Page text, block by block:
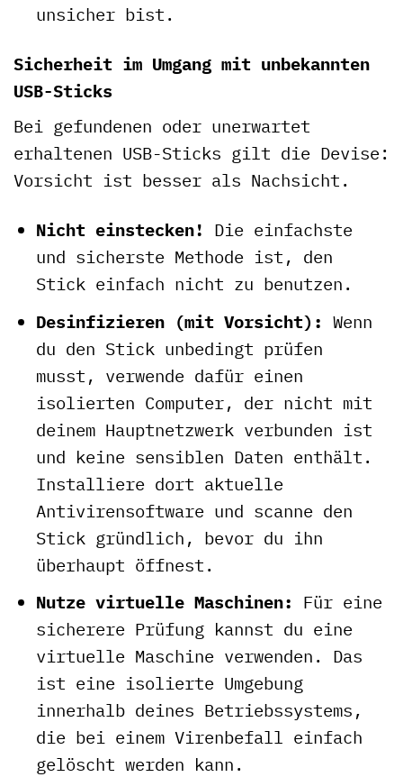
unsicher bist.
Sicherheit im Umgang mit unbekannten
USB-Sticks
Bei gefundenen oder unerwartet
erhaltenen USB-Sticks gilt die Devise:
Vorsicht ist besser als Nachsicht.
Nicht einstecken! Die einfachste
und sicherste Methode ist, den
Stick einfach nicht zu benutzen.
Desinfizieren (mit Vorsicht): Wenn
du den Stick unbedingt prüfen
musst, verwende dafür einen
isolierten Computer, der nicht mit
deinem Hauptnetzwerk verbunden ist
und keine sensiblen Daten enthält.
Installiere dort aktuelle
Antivirensoftware und scanne den
Stick gründlich, bevor du ihn
überhaupt öffnest.
Nutze virtuelle Maschinen: Für eine
sicherere Prüfung kannst du eine
virtuelle Maschine verwenden. Das
ist eine isolierte Umgebung
innerhalb deines Betriebssystems,
die bei einem Virenbefall einfach
gelöscht werden kann.